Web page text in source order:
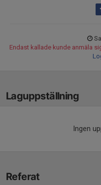
Endast kallade kunde anmäla
Laguppställning
Ingen
Referat